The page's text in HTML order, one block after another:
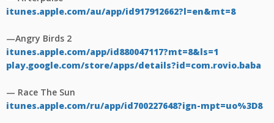
itunes.apple.com/au/app/id917912662?l=en&mt=8
—Angry Birds 2
itunes.apple.com/app/id880047117?mt=8&ls=1
play.google.com/store/apps/details?id=com.rovio.baba
— Race The Sun
itunes.apple.com/ru/app/id700227648?ign-mpt=uo%3D8